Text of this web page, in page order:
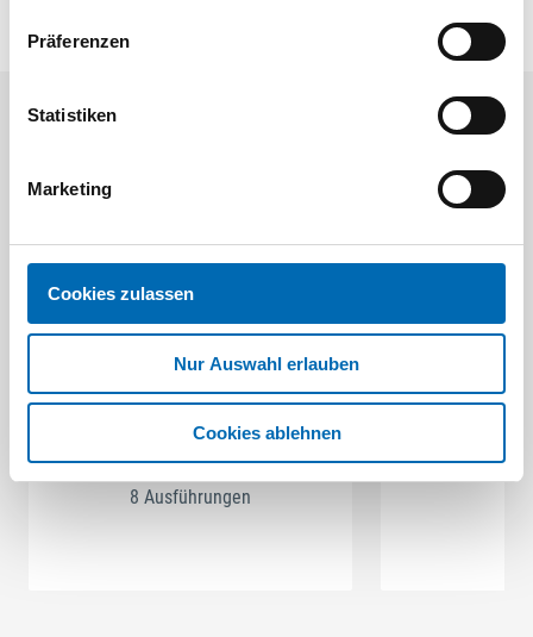
Präferenzen
Statistiken
Marketing
Cookies zulassen
Nur Auswahl erlauben
Cookies ablehnen
Festool
SELFCLEAN Filtersack SC FIS-CT
8 Ausführungen
Bit-